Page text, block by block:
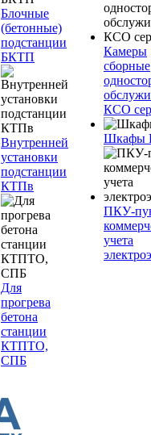
Блочные
(бетонные)
подстанции
БКТП
Внутренней
установки
подстанции
КТПв
Для
прогрева
бетона
станции
КТПТО,
СПБ
Камеры
сборные
КСО
Шкафы
ПКУ-
учета